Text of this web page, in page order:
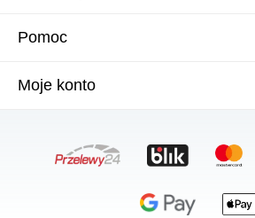
Pomoc
Moje konto